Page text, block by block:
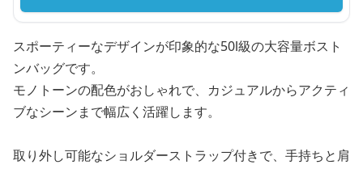
スポーティーなデザインが印象的な50l級の大容量ボスト
ンバッグです。
モノトーンの配色がおしゃれで、カジュアルからアクティ
ブなシーンまで幅広く活躍します。
取り外し可能なショルダーストラップ付きで、手持ちと肩